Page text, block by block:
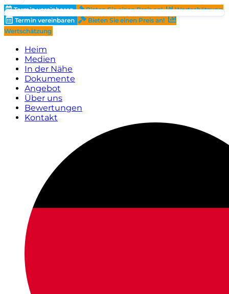
Termin vereinbaren Bieten Sie einen Preis an!
Wertschätzung
Termin vereinbaren
Bieten Sie einen Preis an!
Wertschätzung
Heim
Medien
In der Nähe
Dokumente
Angebot
Über uns
Bewertungen
Kontakt